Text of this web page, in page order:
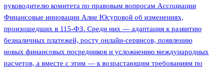
руководителю комитета по правовым вопросам Ассоциации
Финансовые инновации Алие Юсуповой об изменениях,
произошедших в 115-ФЗ. Среди них — адаптация к развитию
безналичных платежей, росту онлайн-сервисов, появлению
новых финансовых посредников и усложнению международных
расчетов, а вместе с этим — к возрастающим требованиям по